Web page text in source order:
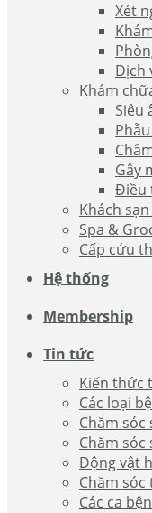
Xét
Dịch
Khám
Siêu
Gây
Điều
Khách
Spa &
Cấp cứu
Hệ thống
Membership
Tin tức
Kiến thức
Các loại
Chăm sóc
Chăm sóc
Động vật
Chăm
Các ca